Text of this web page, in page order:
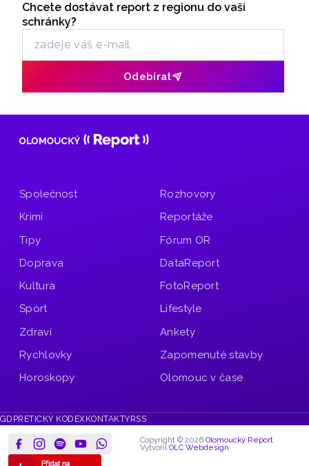
napsal, že se loučí se životem.
Odběr newsletteru
Chcete dostávat report z regionu do vaší
schránky?
Odebírat
Společnost
Krimi
Tipy
Doprava
Kultura
Sport
Zdraví
Rychlovky
Horoskopy
Rozhovory
Reportáže
Fórum OR
DataReport
FotoReport
Lifestyle
Ankety
Zapomenuté stavby
Olomouc v čase
GDPR ETICKÝ KODEX KONTAKTY RSS
Copyright © 2026 Olomoucký Report
VytvořilOLC Webdesign